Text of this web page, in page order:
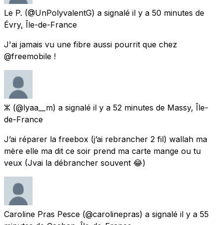
Le P. (@UnPolyvalentG) a signalé il y a 50 minutes de
Évry, Île-de-France
J'ai jamais vu une fibre aussi pourrit que chez
@freemobile !
ⵣ (@lyaa__m) a signalé il y a 52 minutes de Massy, Île-
de-France
J’ai réparer la freebox (j’ai rebrancher 2 fil) wallah ma
mère elle ma dit ce soir prend ma carte mange ou tu
veux (Jvai la débrancher souvent 😂)
Caroline Pras Pesce (@carolinepras) a signalé il y a 55